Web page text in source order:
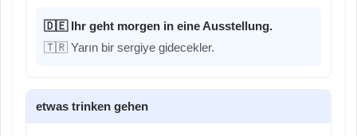
🇩🇪 Ihr geht morgen in eine Ausstellung.
🇹🇷 Yarın bir sergiye gidecekler.
etwas trinken gehen